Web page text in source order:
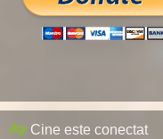
Cine este conectat